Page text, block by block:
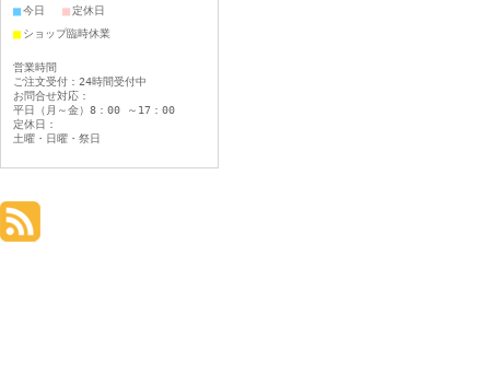
■今日 ■ 定休日
■ ショップ臨時休業
営業時間
ご注文受付：24時間受付中
お問合せ対応：
平日（月～金）8：00 ～17：00
定休日：
土曜・日曜・祭日